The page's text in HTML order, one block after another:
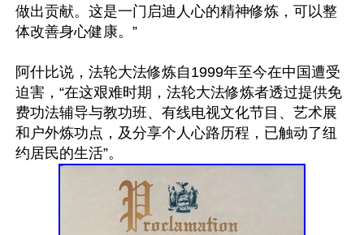
做出贡献。这是一门启迪人心的精神修炼，可以整
体改善身心健康。”
阿什比说，法轮大法修炼自1999年至今在中国遭受
迫害，“在这艰难时期，法轮大法修炼者透过提供免
费功法辅导与教功班、有线电视文化节目、艺术展
和户外炼功点，及分享个人心路历程，已触动了纽